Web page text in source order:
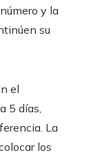
y la
su
el
5 días,
La
los